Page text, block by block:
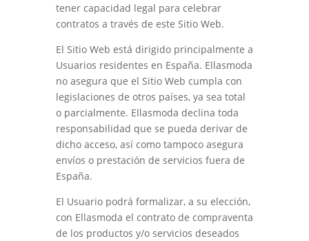
tener capacidad legal para celebrar
contratos a través de este Sitio Web.
El Sitio Web está dirigido principalmente a
Usuarios residentes en España. Ellasmoda
no asegura que el Sitio Web cumpla con
legislaciones de otros países, ya sea total
o parcialmente. Ellasmoda declina toda
responsabilidad que se pueda derivar de
dicho acceso, así como tampoco asegura
envíos o prestación de servicios fuera de
España.
El Usuario podrá formalizar, a su elección,
con Ellasmoda el contrato de compraventa
de los productos y/o servicios deseados